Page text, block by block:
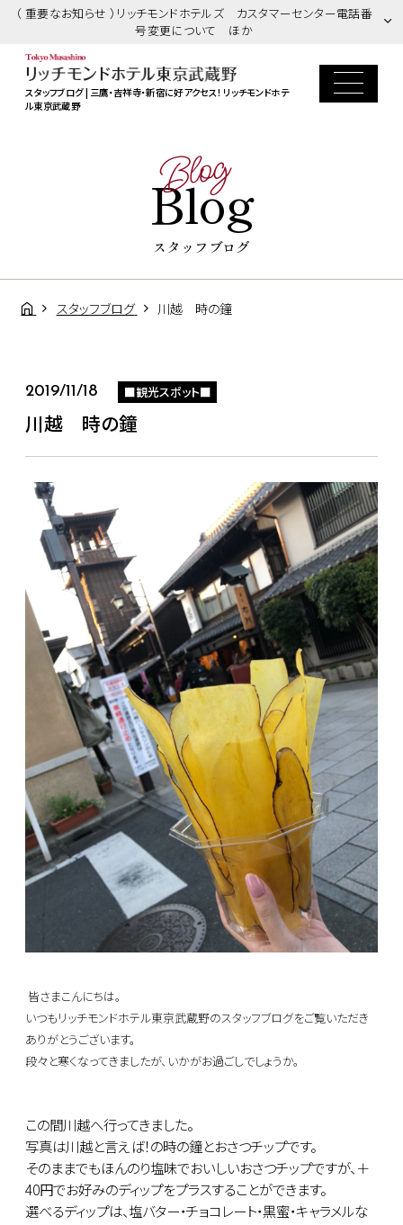
（ 重要なお知らせ ）リッチモンドホテルズ カスタマーセンター電話番
号変更について ほか
スタッフブログ | 三鷹・吉祥寺・新宿に好アクセス！ リッチモンドホテ
ル東京武蔵野
Blog
Blog
スタッフブログ
スタッフブログ 川越 時の鐘
2019/11/18 ■観光スポット■
川越 時の鐘
皆さまこんにちは。
いつもリッチモンドホテル東京武蔵野のスタッフブログをご覧いただき
ありがとうございます。
段々と寒くなってきましたが、いかがお過ごしでしょうか。
この間川越へ行ってきました。
写真は川越と言えば！の時の鐘とおさつチップです。
そのままでもほんのり塩味でおいしいおさつチップですが、＋
40円でお好みのディップをプラスすることができます。
選べるディップは、塩バター・チョコレート・黒蜜・キャラメルな